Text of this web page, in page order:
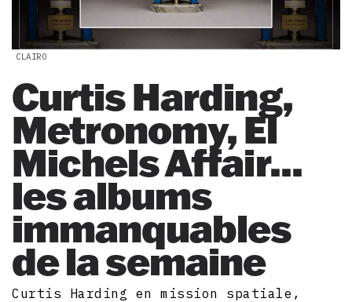
CLAIRO
Curtis Harding,
Metronomy, El
Michels Affair...
les albums
immanquables
de la semaine
Curtis Harding en mission spatiale,